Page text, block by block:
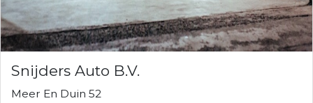
Snijders Auto B.V.
Meer En Duin 52